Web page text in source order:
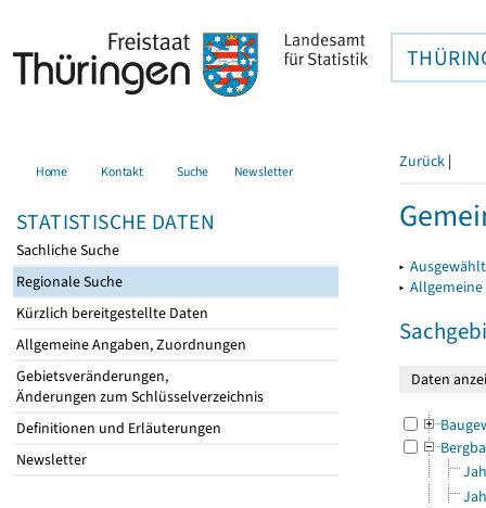
Home Kontakt Suche Newsletter
STATISTISCHE DATEN
Sachliche Suche
Regionale Suche
Kürzlich bereitgestellte Daten
Allgemeine Angaben, Zuordnungen
Gebietsveränderungen,
Änderungen zum Schlüsselverzeichnis
Definitionen und Erläuterungen
Newsletter
Zurück |
▸
▸